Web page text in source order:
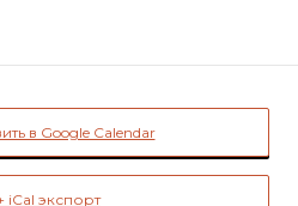
в Google Calendar
iCal экспорт